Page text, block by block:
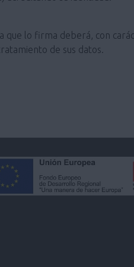
que lo firma deberá, con
de sus datos.